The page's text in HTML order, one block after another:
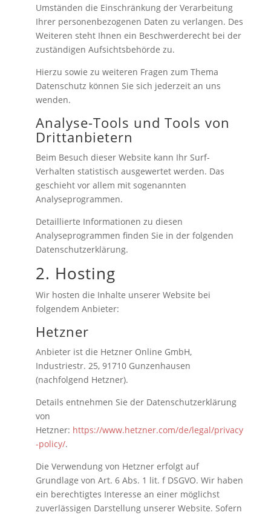
Umständen die Einschränkung der Verarbeitung
Ihrer personenbezogenen Daten zu verlangen. Des
Weiteren steht Ihnen ein Beschwerderecht bei der
zuständigen Aufsichtsbehörde zu.
Hierzu sowie zu weiteren Fragen zum Thema
Datenschutz können Sie sich jederzeit an uns
wenden.
Analyse-Tools und Tools von
Dritt­anbietern
Beim Besuch dieser Website kann Ihr Surf-
Verhalten statistisch ausgewertet werden. Das
geschieht vor allem mit sogenannten
Analyseprogrammen.
Detaillierte Informationen zu diesen
Analyseprogrammen finden Sie in der folgenden
Datenschutzerklärung.
2. Hosting
Wir hosten die Inhalte unserer Website bei
folgendem Anbieter:
Hetzner
Anbieter ist die Hetzner Online GmbH,
Industriestr. 25, 91710 Gunzenhausen
(nachfolgend Hetzner).
Details entnehmen Sie der Datenschutzerklärung
von
Hetzner: https://www.hetzner.com/de/legal/privacy
-policy/.
Die Verwendung von Hetzner erfolgt auf
Grundlage von Art. 6 Abs. 1 lit. f DSGVO. Wir haben
ein berechtigtes Interesse an einer möglichst
zuverlässigen Darstellung unserer Website. Sofern